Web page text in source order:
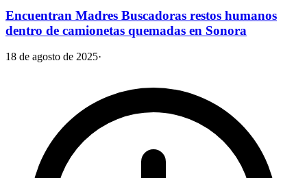
Encuentran Madres Buscadoras restos humanos
dentro de camionetas quemadas en Sonora
18 de agosto de 2025·